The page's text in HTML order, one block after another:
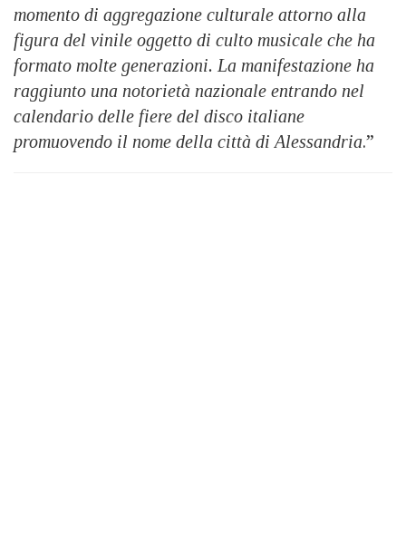
momento di aggregazione culturale attorno alla
figura del vinile oggetto di culto musicale che ha
formato molte generazioni. La manifestazione ha
raggiunto una notorietà nazionale entrando nel
calendario delle fiere del disco italiane
promuovendo il nome della città di Alessandria.”